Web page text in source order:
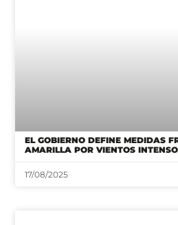
EL GOBIERNO DEFINE MEDIDAS
AMARILLA POR VIENTOS
17/08/2025